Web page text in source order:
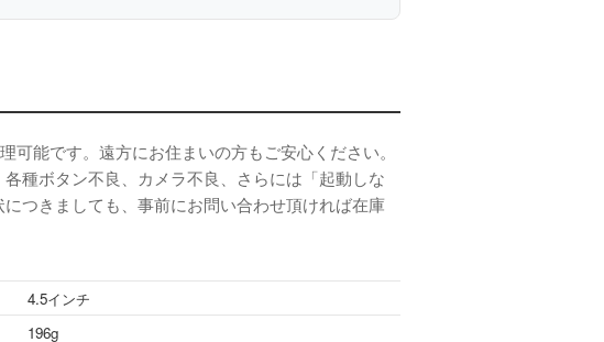
能です。遠方にお住まいの方もご安心ください。
種ボタン不良、カメラ不良、さらには「起動しな
つきましても、事前にお問い合わせ頂ければ在庫
4.5インチ
196g